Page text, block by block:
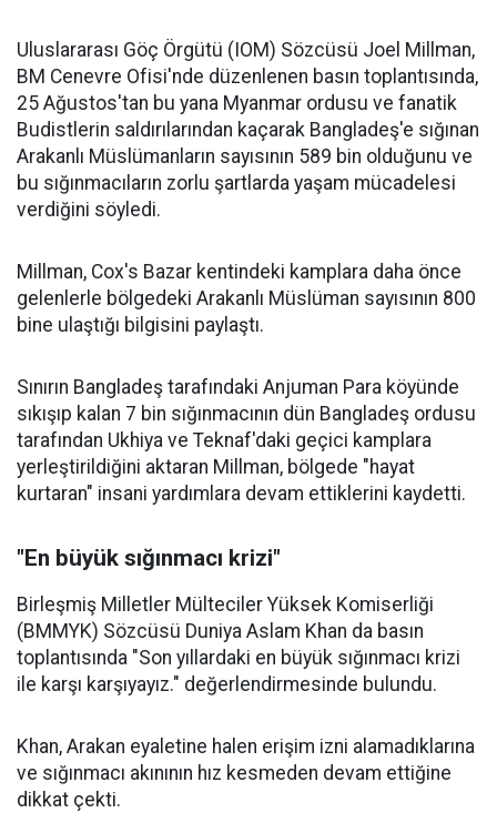
Uluslararası Göç Örgütü (IOM) Sözcüsü Joel Millman,
BM Cenevre Ofisi'nde düzenlenen basın toplantısında,
25 Ağustos'tan bu yana Myanmar ordusu ve fanatik
Budistlerin saldırılarından kaçarak Bangladeş'e sığınan
Arakanlı Müslümanların sayısının 589 bin olduğunu ve
bu sığınmacıların zorlu şartlarda yaşam mücadelesi
verdiğini söyledi.
Millman, Cox's Bazar kentindeki kamplara daha önce
gelenlerle bölgedeki Arakanlı Müslüman sayısının 800
bine ulaştığı bilgisini paylaştı.
Sınırın Bangladeş tarafındaki Anjuman Para köyünde
sıkışıp kalan 7 bin sığınmacının dün Bangladeş ordusu
tarafından Ukhiya ve Teknaf'daki geçici kamplara
yerleştirildiğini aktaran Millman, bölgede "hayat
kurtaran" insani yardımlara devam ettiklerini kaydetti.
"En büyük sığınmacı krizi"
Birleşmiş Milletler Mülteciler Yüksek Komiserliği
(BMMYK) Sözcüsü Duniya Aslam Khan da basın
toplantısında "Son yıllardaki en büyük sığınmacı krizi
ile karşı karşıyayız." değerlendirmesinde bulundu.
Khan, Arakan eyaletine halen erişim izni alamadıklarına
ve sığınmacı akınının hız kesmeden devam ettiğine
dikkat çekti.